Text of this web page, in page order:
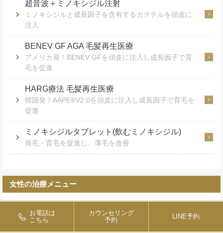
超音波＋ミノキシジル注射
ミノキシジルと成長因子を含有するカクテルを頭皮に
注入
BENEV GF AGA 毛髪再生医療
アメリカ発！BENEV GFを頭皮に注入し成長因子で育
毛を促進
HARG療法 毛髪再生医療
韓国発！AAPE®V2.0を頭皮に注入し成長因子で育毛を
促進
ミノキシジルタブレット(飲むミノキシジル)
発毛・育毛を促進し、薄毛を改善
女性の治療メニュー
女性のHARG療法
AAPE ®の頭皮への注入による女性の薄毛治療
お電話は
こちら
カウンセリング
予約
LINE予約